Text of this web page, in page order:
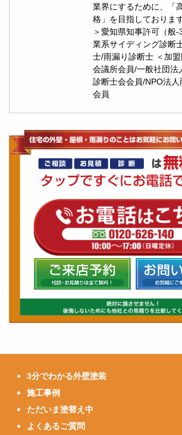
業界にするために、「
格」を目指しておりま
＞愛知県知事許可（般
業系サイディング診断
士/雨漏り診断士 ＜加
会議所会員/一般社団法
診断士会会員/NPO法
会員
3分でわかる外壁塗装
施工事例
ただいま塗替え中
よくあるご質問